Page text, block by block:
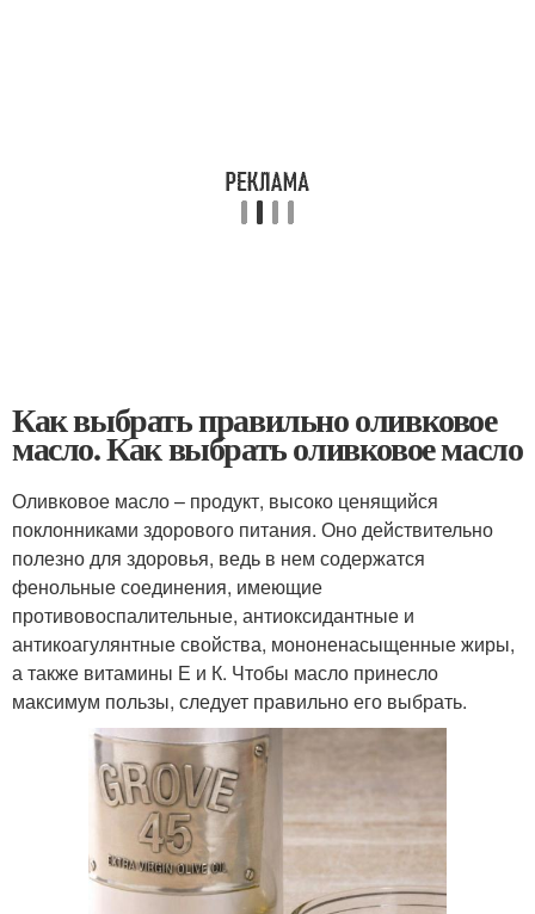
Как выбрать правильно оливковое
масло. Как выбрать оливковое масло
Оливковое масло – продукт, высоко ценящийся
поклонниками здорового питания. Оно действительно
полезно для здоровья, ведь в нем содержатся
фенольные соединения, имеющие
противовоспалительные, антиоксидантные и
антикоагулянтные свойства, мононенасыщенные жиры,
а также витамины Е и К. Чтобы масло принесло
максимум пользы, следует правильно его выбрать.